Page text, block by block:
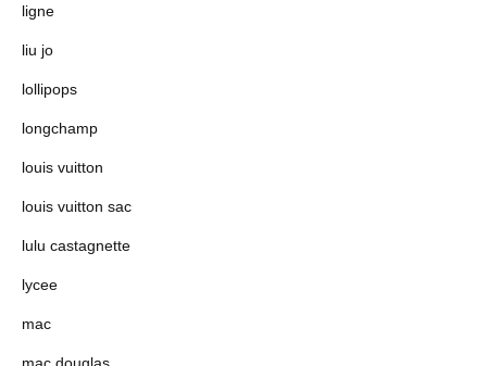
ligne
liu jo
lollipops
longchamp
louis vuitton
louis vuitton sac
lulu castagnette
lycee
mac
mac douglas